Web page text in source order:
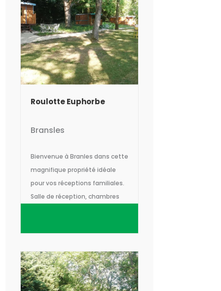
Roulotte Euphorbe
Bransles
Bienvenue à Branles dans cette
magnifique propriété idéale
pour vos réceptions familiales.
Salle de réception, chambres
au sud de Fontainebleau.